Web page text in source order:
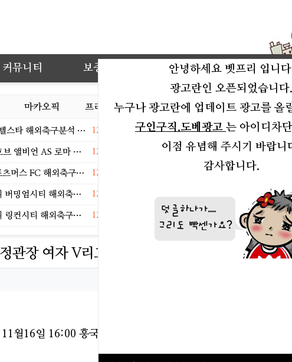
안녕하세요 벳프리 입니
광고란인 오픈되었습니다.
누구나 광고란에 업데이트 광고를 올
구인구직.도베광고 는 아이디차
이점 유념해 주시기 바랍니
감사합니다.
커뮤니티 보증업체 고객센타 상점
마카오픽 프리뷰
등록일
12:52
석 무료중계 스포츠분석
등록일
12:52
구분석 무료중계 스포츠분석
등록일
12:51
분석 무료중계 스포츠분석
등록일
12:51
분석 무료중계 스포츠분석
등록일
12:50
분석 무료중계 스포츠분석
오늘연예 오늘이슈 오늘유머 오
[단독]이승기, 한남동 안 떠난다..차가원 105
가수♥배우, 지난해 열애설→결국 '핑크빛' 인정… "
'학폭 인정 후 5년' 지수, 한국 떠나 '몰라보게
수애, 4년간 활동 중단할 수밖에 없었던 이유
랄랄, 8㎏ 빼고 입은 수영복‥보정 없는 근황에
관장 여자 V리그 분석
11월16일 16:00 흥국생명 VS 정관장 여자 V리그 분석